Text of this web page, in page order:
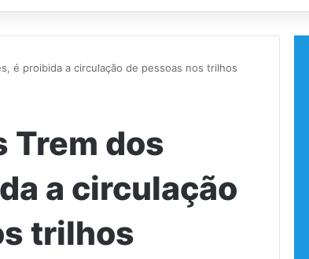
é proibida a circulação de pessoas nos trilhos
Trem dos
a circulação
trilhos